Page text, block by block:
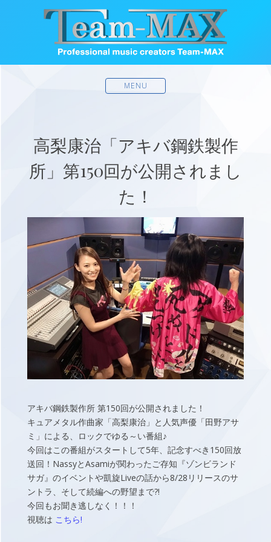
MENU
高梨康治「アキバ鋼鉄製作
所」第150回が公開されまし
た！
アキバ鋼鉄製作所 第150回が公開されました！
キュアメタル作曲家「高梨康治」と人気声優「田野アサ
ミ」による、ロックでゆる～い番組♪
今回はこの番組がスタートして5年、記念すべき150回放
送回！NassyとAsamiが関わったご存知『ゾンビランド
サガ』のイベントや凱旋Liveの話から8/28リリースのサ
ントラ、そして続編への野望まで?!
今回もお聞き逃しなく！！！
視聴は こちら!